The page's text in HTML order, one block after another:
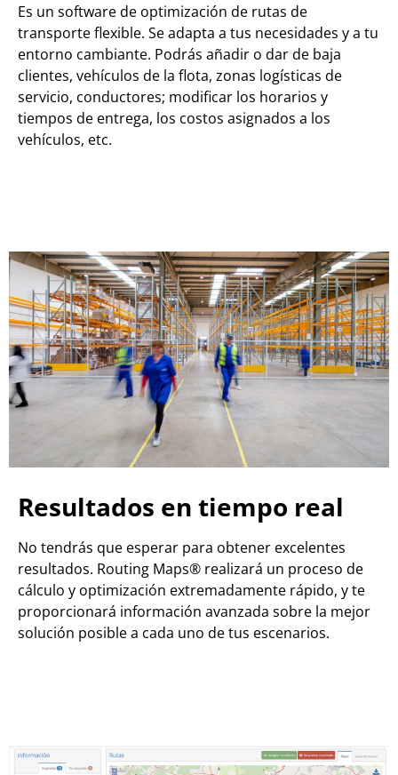
Es un software de optimización de rutas de
transporte flexible. Se adapta a tus necesidades y a tu
entorno cambiante. Podrás añadir o dar de baja
clientes, vehículos de la flota, zonas logísticas de
servicio, conductores; modificar los horarios y
tiempos de entrega, los costos asignados a los
vehículos, etc.
Resultados en tiempo real
No tendrás que esperar para obtener excelentes
resultados. Routing Maps® realizará un proceso de
cálculo y optimización extremadamente rápido, y te
proporcionará información avanzada sobre la mejor
solución posible a cada uno de tus escenarios.